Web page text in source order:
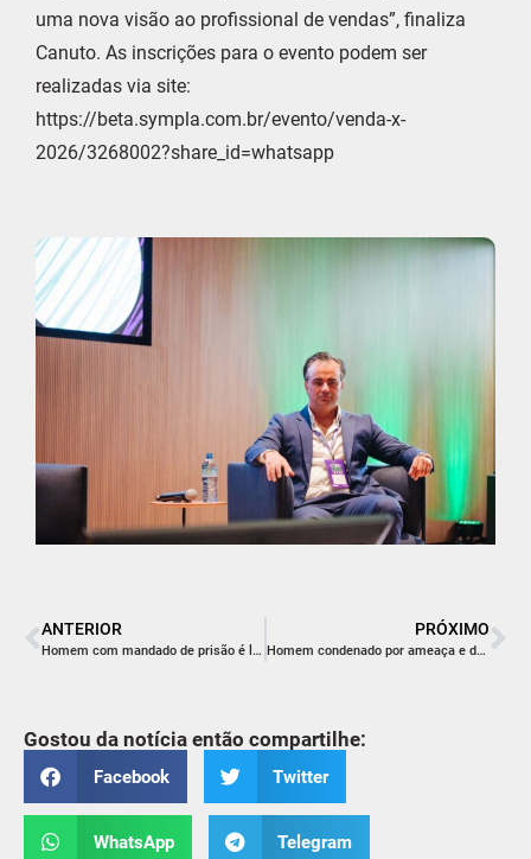
uma nova visão ao profissional de vendas”, finaliza
Canuto. As inscrições para o evento podem ser
realizadas via site:
https://beta.sympla.com.br/evento/venda-x-
2026/3268002?share_id=whatsapp
ANTERIOR
Homem com mandado de prisão é localizado durante apoio ao Judiciário em Içara
PRÓXIMO
Homem condenado por ameaça e descumprir medida protetiva é preso em Orleans
Gostou da notícia então compartilhe:
Facebook Twitter
WhatsApp Telegram